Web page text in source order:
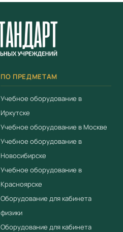
ПО ПРЕДМЕТАМ
Учебное оборудование в
Иркутске
Учебное оборудование в Москве
Учебное оборудование в
Новосибирске
Учебное оборудование в
Красноярске
Оборудование для кабинета
физики
Оборудование для кабинета